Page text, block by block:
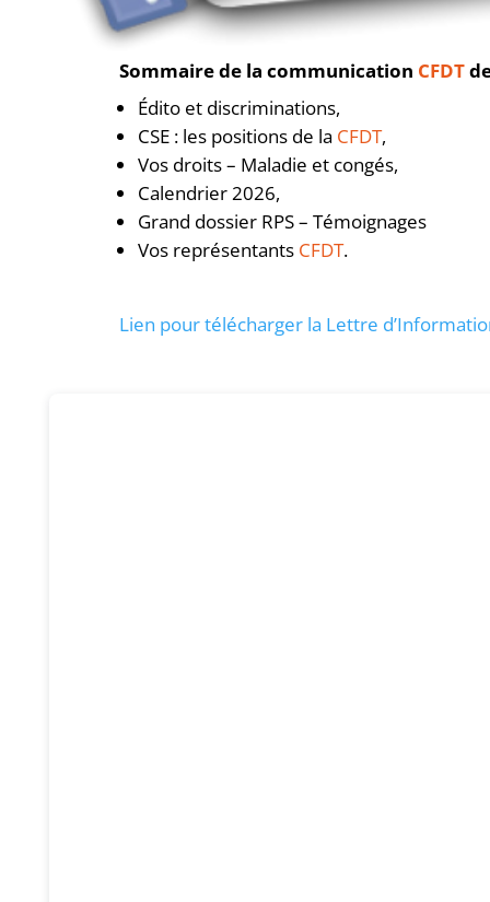
Sommaire de la communication CFDT
Édito et discriminations,
CSE : les positions de la CFDT,
Vos droits – Maladie et congés,
Calendrier 2026,
Grand dossier RPS – Témoignages
Vos représentants CFDT.
Lien pour télécharger la Lettre